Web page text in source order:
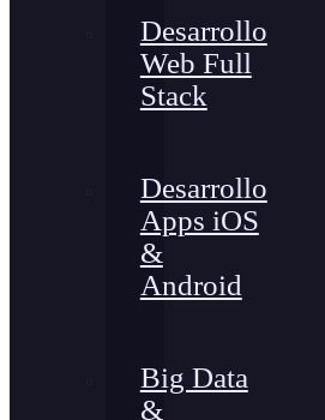
Desarrollo
Web Full
Stack
Desarrollo
Apps iOS
&
Android
Big Data
&